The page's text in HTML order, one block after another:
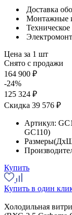
Доставка
Монтажные
Цена за 1 шт
Снято с продажи
164 900 ₽
-24%
125 324 ₽
Скидка 39 576 ₽
Артикул:
GC110)
Купить
Купить в один
Холодильная